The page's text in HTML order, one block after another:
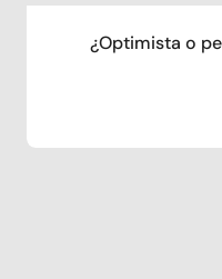
¿Optimista o